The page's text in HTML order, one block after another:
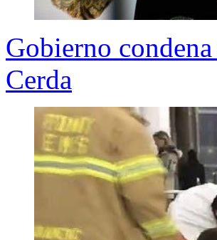
Gobierno
Cerda